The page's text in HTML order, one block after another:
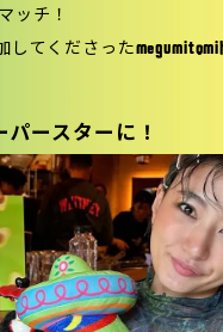
ッチ！
してくださった
ースターに！